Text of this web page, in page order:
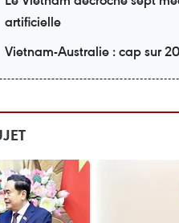
artificielle
Vietnam-Australie : cap sur